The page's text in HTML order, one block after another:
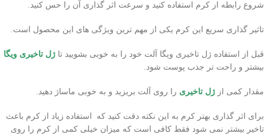
شروع رابطه از کرم استفاده کنید و سرعت اثر گذاری آن را حس کنید.
تاثیر گذاری سریع این کرم یکی از مهم ترین ویژگی های این محصول است.
قبل از استفاده ژل تاخیری ویگا آلت خود را به خوبی بشویید تا ژل تاخیری ویگا
بیشتر و راحت تر جذب پوست شود.
مقدار کمی از ژل تاخیری را روی آلت بریزید و به خوبی ماساژ دهید.
برای اثر گذاری بهتر کرم به این نکته دقت کنید که استفاده زیاد از کرم باعث
تاخیر بیشتر نمی شود فقط کافی است که میزان خیلی کمی از کرم را روی